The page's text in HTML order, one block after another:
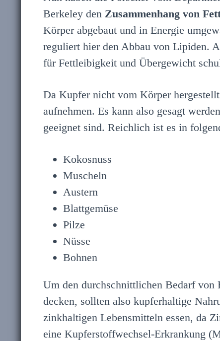
Berkeley den Zusammenhang von
Körper abgebaut und in Energie
reguliert hier den Abbau von Lipiden.
für Fettleibigkeit und Übergewicht
Da Kupfer nicht vom Körper
aufnehmen. Es kann also gesagt
geeignet sind. Reichlich ist es in
Kokosnuss
Muscheln
Austern
Blattgemüse
Pilze
Nüsse
Bohnen
Um den durchschnittlichen Bedarf von
decken, sollten also kupferhaltige
zinkhaltigen Lebensmitteln essen, da
eine Kupferstoffwechsel-Erkrankung